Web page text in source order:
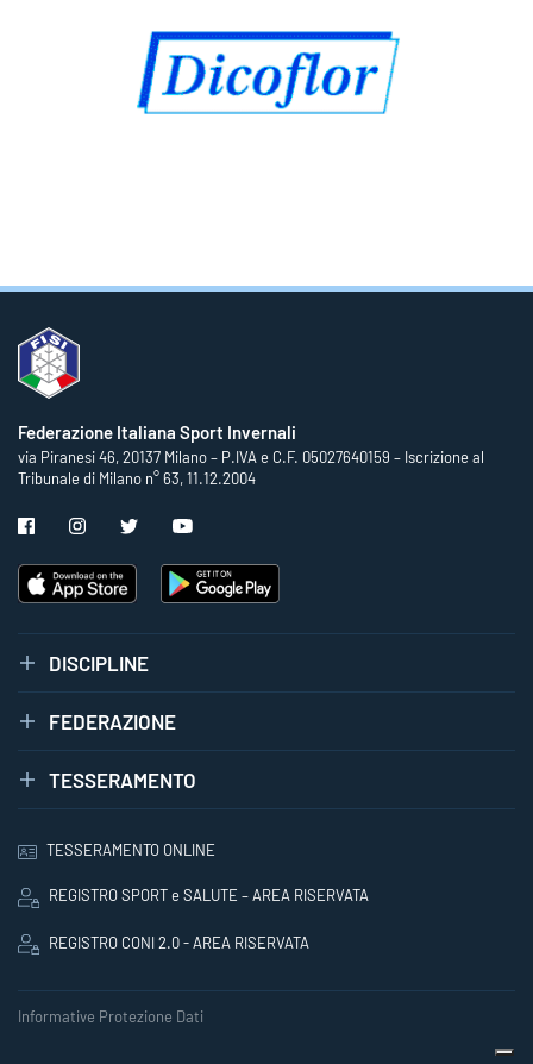
Federazione Italiana Sport Invernali
via Piranesi 46, 20137 Milano – P.IVA e C.F. 05027640159 – Iscrizione al
Tribunale di Milano n° 63, 11.12.2004
DISCIPLINE
FEDERAZIONE
TESSERAMENTO
TESSERAMENTO ONLINE
REGISTRO SPORT e SALUTE – AREA RISERVATA
REGISTRO CONI 2.0 - AREA RISERVATA
Informative Protezione Dati